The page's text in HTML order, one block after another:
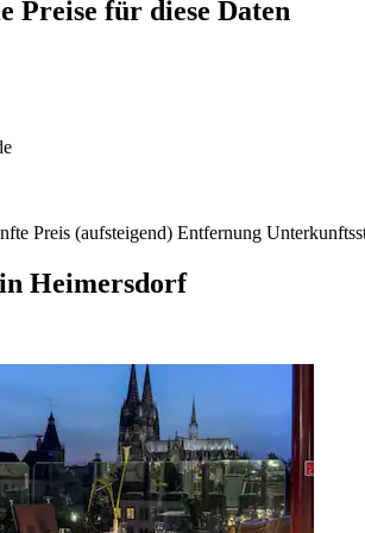
Preise für diese Daten
Preis (aufsteigend) Entfernung
Heimersdorf